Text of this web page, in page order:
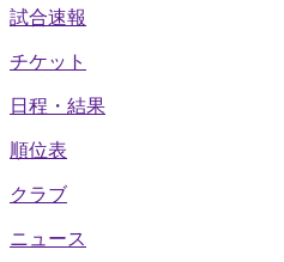
試合速報
チケット
日程・結果
順位表
クラブ
ニュース